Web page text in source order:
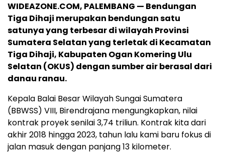
WIDEAZONE.COM, PALEMBANG — Bendungan
Tiga Dihaji merupakan bendungan satu
satunya yang terbesar di wilayah Provinsi
Sumatera Selatan yang terletak di Kecamatan
Tiga Dihaji, Kabupaten Ogan Komering Ulu
Selatan (OKUS) dengan sumber air berasal dari
danau ranau.
Kepala Balai Besar Wilayah Sungai Sumatera
(BBWSS) VIII, Birendrajana mengungkapkan, nilai
kontrak proyek senilai 3,74 triliun. Kontrak kita dari
akhir 2018 hingga 2023, tahun lalu kami baru fokus di
jalan masuk dengan panjang 13 kilometer.